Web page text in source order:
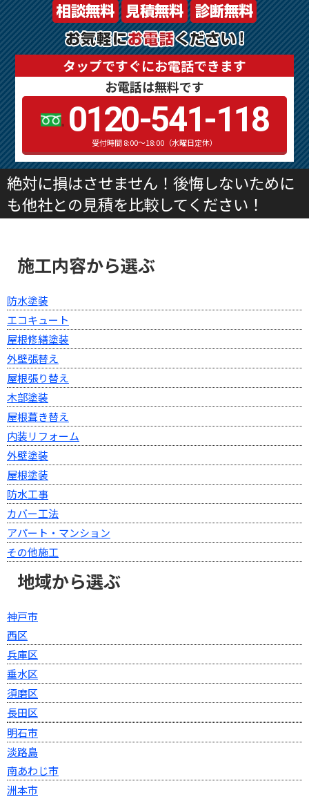
タップですぐにお電話できます
お電話は無料です
0120-541-118
受付時間 8:00～18:00（水曜日定休）
絶対に損はさせません！後悔しないために
も他社との見積を比較してください！
施工内容から選ぶ
防水塗装
エコキュート
屋根修繕塗装
外壁張替え
屋根張り替え
木部塗装
屋根葺き替え
内装リフォーム
外壁塗装
屋根塗装
防水工事
カバー工法
アパート・マンション
その他施工
地域から選ぶ
神戸市
西区
兵庫区
垂水区
須磨区
長田区
明石市
淡路島
南あわじ市
洲本市